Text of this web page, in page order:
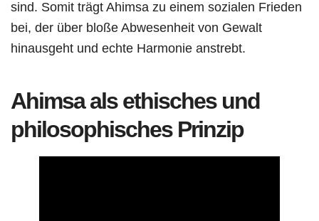
sind. Somit trägt Ahimsa zu einem sozialen Frieden
bei, der über bloße Abwesenheit von Gewalt
hinausgeht und echte Harmonie anstrebt.
Ahimsa als ethisches und
philosophisches Prinzip